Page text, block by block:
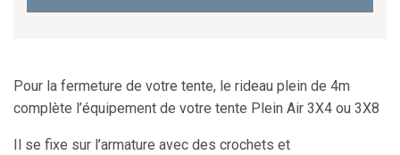
Pour la fermeture de votre tente, le rideau plein de 4m
complète l’équipement de votre tente Plein Air 3X4 ou 3X8
Il se fixe sur l’armature avec des crochets et